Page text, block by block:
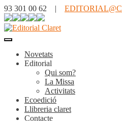
93 301 00 62 |
Novetats
Editorial
Qui som?
La Missa
Activitats
Ecoedició
Llibreria claret
Contacte